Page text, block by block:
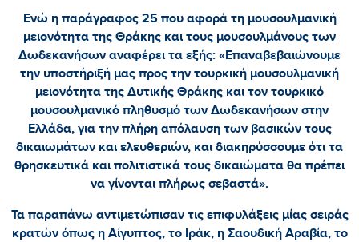
Ενώ η παράγραφος 25 που αφορά τη μουσουλμανική
μειονότητα της Θράκης και τους μουσουλμάνους των
Δωδεκανήσων αναφέρει τα εξής: «Επαναβεβαιώνουμε
την υποστήριξή μας προς την τουρκική μουσουλμανική
μειονότητα της Δυτικής Θράκης και τον τουρκικό
μουσουλμανικό πληθυσμό των Δωδεκανήσων στην
Ελλάδα, για την πλήρη απόλαυση των βασικών τους
δικαιωμάτων και ελευθεριών, και διακηρύσσουμε ότι τα
θρησκευτικά και πολιτιστικά τους δικαιώματα θα πρέπει
να γίνονται πλήρως σεβαστά».
Τα παραπάνω αντιμετώπισαν τις επιφυλάξεις μίας σειράς
κρατών όπως η Αίγυπτος, το Ιράκ, η Σαουδική Αραβία, το